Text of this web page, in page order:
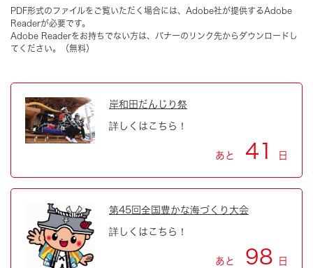
PDF形式のファイルをご覧いただく場合には、Adobe社が提供するAdobe
Readerが必要です。
Adobe Readerをお持ちでない方は、バナーのリンク先からダウンロードし
てください。（無料）
岸和田だんじり祭
詳しくはこちら！
あと 41 日
第45回全国豊かな海づくり大会
詳しくはこちら！
あと 98 日